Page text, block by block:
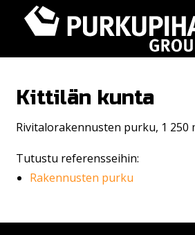
Kittilän kunta
Rivitalorakennusten purku, 1 250
Tutustu referensseihin:
Rakennusten purku